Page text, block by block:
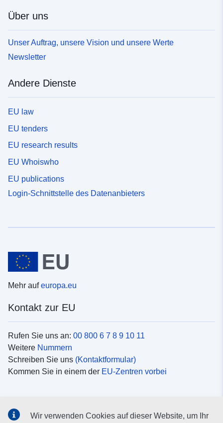
Über uns
Unser Auftrag, unsere Vision und unsere Werte
Newsletter
Andere Dienste
EU law
EU tenders
EU research results
EU Whoiswho
EU publications
Login-Schnittstelle des Datenanbieters
Mehr aufeuropa.eu
Kontakt zur EU
Rufen Sie uns an: 00 800 6 7 8 9 10 11
Weitere Nummern
Schreiben Sie uns (Kontaktformular)
Kommen Sie in einem der EU-Zentren vorbei
Wir verwenden Cookies auf dieser Website, um Ihr